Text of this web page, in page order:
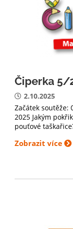
Čiperka 5/
2.10.2025
Začátek soutěže:
2025 Jakým
pouťové
Zobrazit více